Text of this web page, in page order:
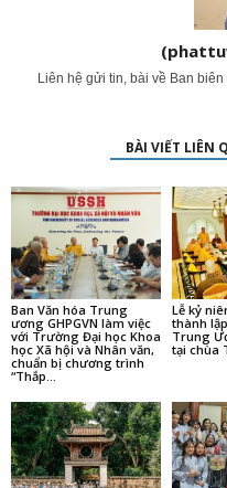
Liên hệ gửi tin, bài về Ban biên
BÀI VIẾT LIÊN
Ban Văn hóa Trung
ương GHPGVN làm việc
với Trường Đại học Khoa
học Xã hội và Nhân văn,
chuẩn bị chương trình
“Thắp...
Lễ kỷ
thành
Trung
tại chùa